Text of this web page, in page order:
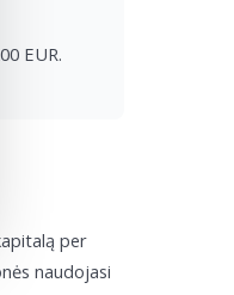
EUR.
per
naudojasi